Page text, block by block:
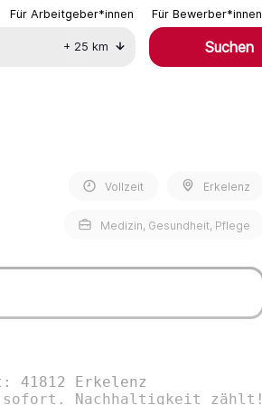
Für Arbeitgeber*innen Für Bewerber*innen
+ 25 km Suchen
Vollzeit Erkelenz
Medizin, Gesundheit, Pflege
41812 Erkelenz
sofort. Nachhaltigkeit zählt!